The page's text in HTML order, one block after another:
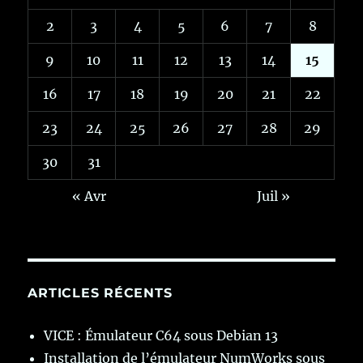
2 3 4 5 6 7 8
9 10 11 12 13 14 15
16 17 18 19 20 21 22
23 24 25 26 27 28 29
30 31
« Avr Juil »
ARTICLES RÉCENTS
VICE : Émulateur C64 sous Debian 13
Installation de l’émulateur NumWorks sous